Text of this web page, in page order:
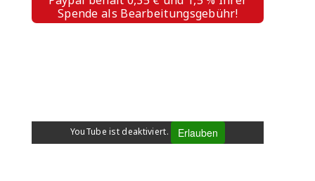
Spende als Bearbeitungsgebühr!
YouTube ist deaktiviert. Erlauben